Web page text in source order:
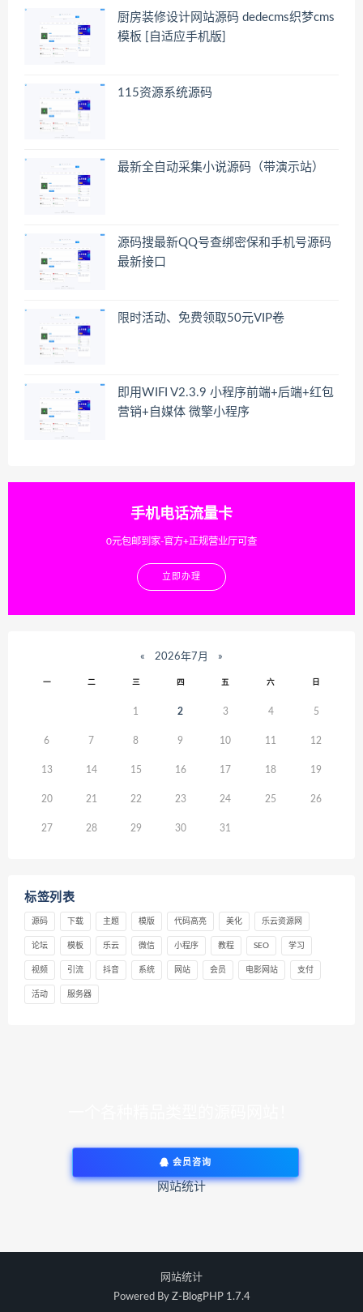
厨房装修设计网站源码 dedecms织梦cms
模板 [自适应手机版]
115资源系统源码
最新全自动采集小说源码（带演示站）
源码搜最新QQ号查绑密保和手机号源码
最新接口
限时活动、免费领取50元VIP卷
即用WIFI V2.3.9 小程序前端+后端+红包
营销+自媒体 微擎小程序
手机电话流量卡
0元包邮到家-官方+正规营业厅可查
立即办理
« 2026年7月 »
一 二 三 四 五 六 日
1 2 3 4 5
6 7 8 9 10 11 12
13 14 15 16 17 18 19
20 21 22 23 24 25 26
27 28 29 30 31
标签列表
源码 下载 主题 模版 代码高亮 美化 乐云资源网
论坛 模板 乐云 微信 小程序 教程 SEO 学习
视频 引流 抖音 系统 网站 会员 电影网站 支付
活动 服务器
会员咨询
网站统计
网站统计
Powered By Z-BlogPHP 1.7.4